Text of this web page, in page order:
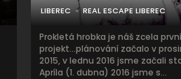
LIBEREC REAL ESCAPE LIBEREC
Prokletá hrobka je náš zcela první
projekt...plánování začalo v
2015, v lednu 2016 jsme začali
Apríla (1. dubna) 2016 jsme s...